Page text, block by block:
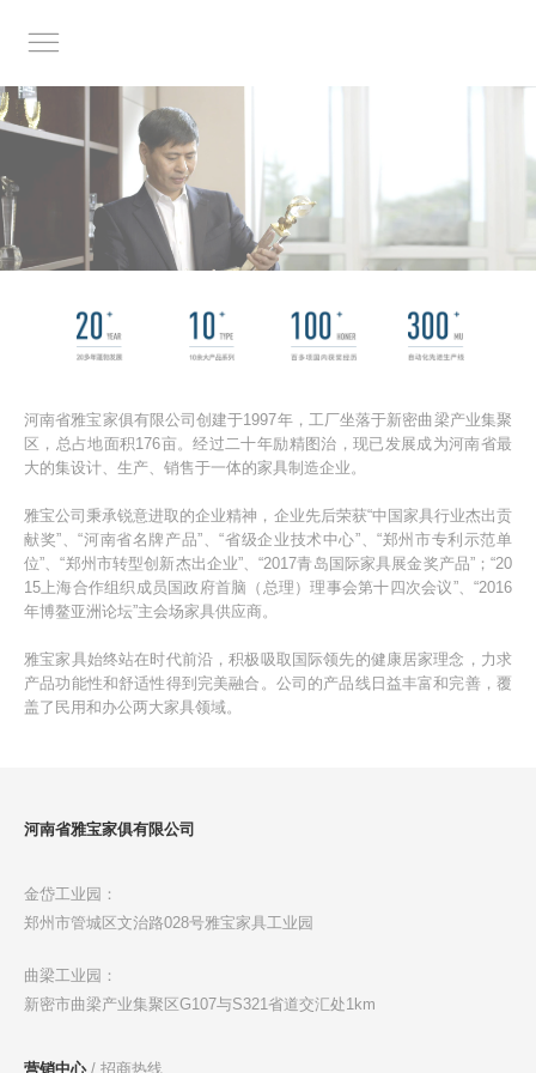
河南省雅宝家俱有限公司创建于1997年，工厂坐落于新密曲梁产业集聚
区，总占地面积176亩。经过二十年励精图治，现已发展成为河南省最
大的集设计、生产、销售于一体的家具制造企业。
雅宝公司秉承锐意进取的企业精神，企业先后荣获“中国家具行业杰出贡
献奖”、“河南省名牌产品”、“省级企业技术中心”、“郑州市专利示范单
位”、“郑州市转型创新杰出企业”、“2017青岛国际家具展金奖产品”；“20
15上海合作组织成员国政府首脑（总理）理事会第十四次会议”、“2016
年博鳌亚洲论坛”主会场家具供应商。
雅宝家具始终站在时代前沿，积极吸取国际领先的健康居家理念，力求
产品功能性和舒适性得到完美融合。公司的产品线日益丰富和完善，覆
盖了民用和办公两大家具领域。
河南省雅宝家俱有限公司
金岱工业园：
郑州市管城区文治路028号雅宝家具工业园
曲梁工业园：
新密市曲梁产业集聚区G107与S321省道交汇处1km
营销中心/ 招商热线